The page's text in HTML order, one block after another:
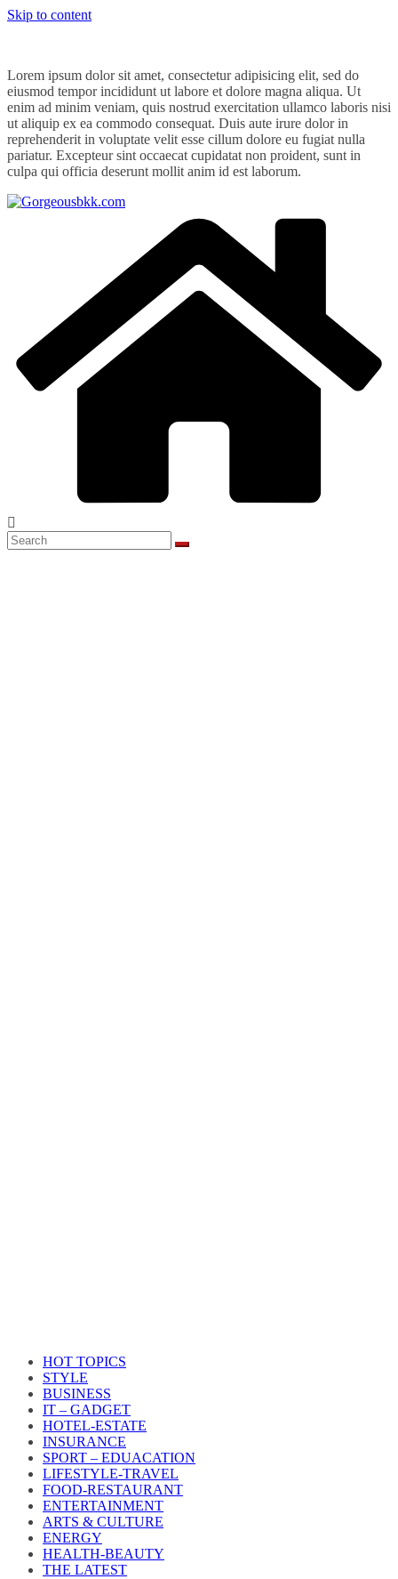
Skip to content
Lorem ipsum dolor sit amet, consectetur adipisicing elit, sed do
eiusmod tempor incididunt ut labore et dolore magna aliqua. Ut
enim ad minim veniam, quis nostrud exercitation ullamco laboris nisi
ut aliquip ex ea commodo consequat. Duis aute irure dolor in
reprehenderit in voluptate velit esse cillum dolore eu fugiat nulla
pariatur. Excepteur sint occaecat cupidatat non proident, sunt in
culpa qui officia deserunt mollit anim id est laborum.
HOT TOPICS
STYLE
BUSINESS
IT – GADGET
HOTEL-ESTATE
INSURANCE
SPORT – EDUACATION
LIFESTYLE​-TRAVEL​
FOOD-RESTAURANT
ENTERTAINMENT
ARTS & CULTURE
ENERGY
HEALTH​-BEAUTY
THE LATEST